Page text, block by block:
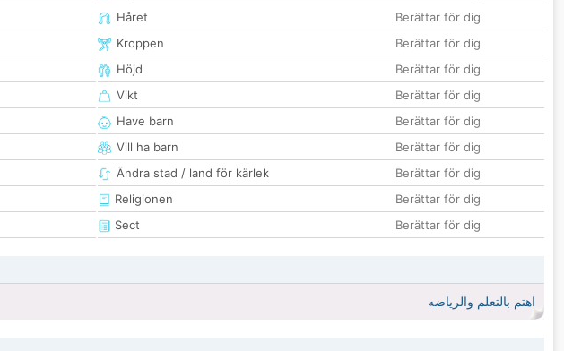
Håret
Berättar för dig
Kroppen
Berättar för dig
Höjd
Berättar för dig
Vikt
Berättar för dig
Have barn
Berättar för dig
Vill ha barn
Berättar för dig
Ändra stad / land för kärlek
Berättar för dig
Religionen
Berättar för dig
Sect
Berättar för dig
اهتم بالتعلم والرياضه